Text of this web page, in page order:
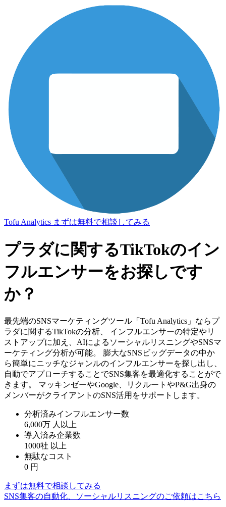
Tofu Analytics まずは無料で相談してみる
プラダに関するTikTokのイン
フルエンサーをお探しです
か？
最先端のSNSマーケティングツール「Tofu Analytics」ならプ
ラダに関するTikTokの分析、 インフルエンサーの特定やリ
ストアップに加え、AIによるソーシャルリスニングやSNSマ
ーケティング分析が可能。 膨大なSNSビッグデータの中か
ら簡単にニッチなジャンルのインフルエンサーを探し出し、
自動でアプローチすることでSNS集客を最適化することがで
きます。 マッキンゼーやGoogle、リクルートやP&G出身の
メンバーがクライアントのSNS活用をサポートします。
分析済みインフルエンサー数
6,000万 人以上
導入済み企業数
1000社 以上
無駄なコスト
0 円
まずは無料で相談してみる
SNS集客の自動化、ソーシャルリスニングのご依頼はこちら